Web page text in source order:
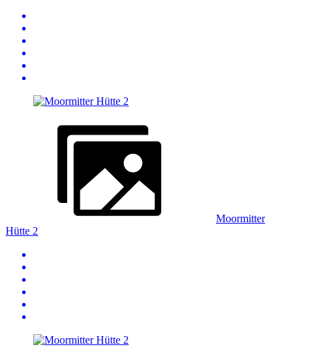
Moormitter
Hütte 2